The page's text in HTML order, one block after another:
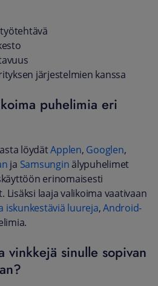
järjestelmien kanssa
puhelimia eri
löydätApplen, Googlen,
ja Samsunginälypuhelimet
erinomaisesti
laaja valikoima vaativaan
iskunkestäviä luureja,Android-
vinkkejä sinulle sopivan